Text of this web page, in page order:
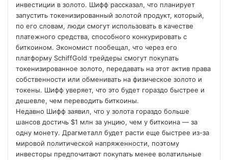
инвестиции в золото. Шифф рассказал, что планирует
запустить токенизированный золотой продукт, который,
по его словам, люди смогут использовать в качестве
платежного средства, способного конкурировать с
биткоином. Экономист пообещал, что через его
платформу SchiffGold трейдеры смогут покупать
токенизированное золото, передавать на этот актив права
собственности или обменивать на физическое золото и
токены. Шифф уверяет, что это будет гораздо быстрее и
дешевле, чем переводить биткоины.
Недавно Шифф заявил, что у золота гораздо больше
шансов достичь $1 млн за унцию, чем у биткоина — за
одну монету. Драгметалл будет расти еще быстрее из-за
мировой политической напряженности, поэтому
инвесторы предпочитают покупать менее волатильные